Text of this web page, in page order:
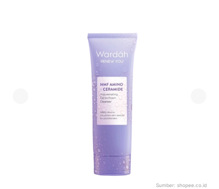
Sumber: shopee.co.id